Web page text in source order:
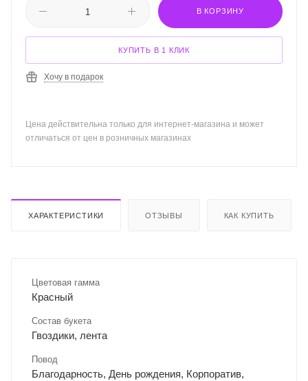
В КОРЗИНУ
КУПИТЬ В 1 КЛИК
Хочу в подарок
Цена действительна только для интернет-магазина и может
отличаться от цен в розничных магазинах
ХАРАКТЕРИСТИКИ ОТЗЫВЫ КАК КУПИТЬ
Цветовая гамма
Красный
Состав букета
Гвоздики, лента
Повод
Благодарность, День рождения, Корпоратив,